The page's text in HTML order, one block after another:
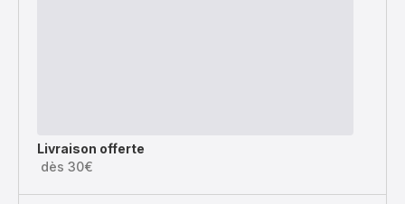
Livraison offerte
dès 30€